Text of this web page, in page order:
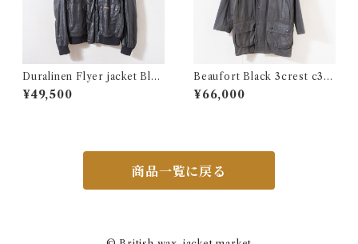
Duralinen Flyer jacket Blac
k 4crest Large @ e3048c
¥49,500
Beaufort Black 3crest c36
@1998 e2333c
¥66,000
商品一覧に戻る